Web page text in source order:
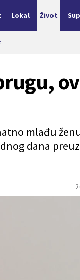
Lokal Život
mlađu
dana